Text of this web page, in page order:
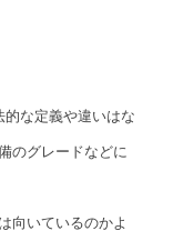
な定義や違いはな
のグレードなどに
向いているのかよ